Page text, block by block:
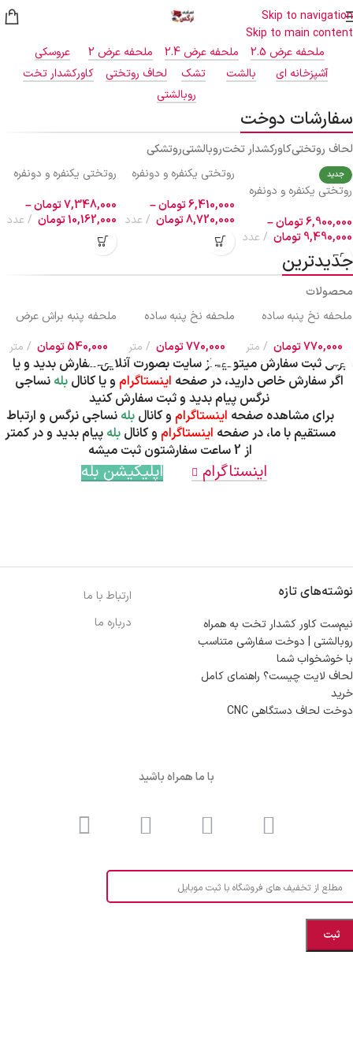
Skip to navigation
Skip to main content
ارتباط با فروشگاه 09999969256
ملحفه عرض 2.5 ملحفه عرض 2.4 ملحفه عرض 2
عروسکی
آشپزخانه ای
بالشت تشک لحاف روتختی
کاورکشدار تخت
روبالشتی
سفارشات دوخت
لحاف روتختیکاورکشدار تختروبالشتیروتشکی
جدید
روتختی یکنفره و دونفره
660
6,900,000تومان–
9,490,000تومان عدد
روتختی یکنفره و دونفره
595 و 596
6,410,000تومان–
8,720,000تومان عدد
روتختی یکنفره و دونفره
269
7,348,000تومان–
10,162,000تومان عدد
جدیدترین
محصولات
ملحفه نخ پنبه ساده
770,000تومان متر
ملحفه نخ پنبه ساده
770,000تومان متر
ملحفه پنبه براش عرض
540,000تومان متر
برای ثبت سفارش میتونید از سایت بصورت آنلاین سفارش بدید و یا
اگر سفارش خاص دارید، در صفحه اینستاگرام و یا کانال بله نساجی
نرگس پیام بدید و ثبت سفارش کنید
برای مشاهده صفحه اینستاگرام و کانال بله نساجی نرگس و ارتباط
مستقیم با ما، در صفحه اینستاگرام و کانال بله پیام بدید و در کمتر
از 2 ساعت سفارشتون ثبت میشه
اینستاگرام اپلیکیشن بله
نوشته‌های تازه
نیم‌ست کاور کشدار تخت به همراه
روبالشتی | دوخت سفارشی متناسب
با خوشخواب شما
لحاف لایت چیست؟ راهنمای کامل
خرید
دوخت لحاف دستگاهی CNC
ارتباط با ما
درباره ما
با ما همراه باشید
مطلع از تخفیف های فروشگاه با ثبت موبایل